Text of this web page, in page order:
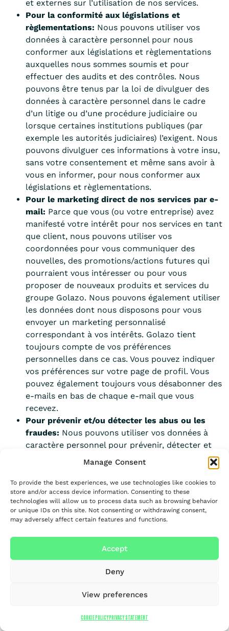
Manage Consent
To provide the best experiences, we use technologies like cookies to
store and/or access device information. Consenting to these
technologies will allow us to process data such as browsing behavior
or unique IDs on this site. Not consenting or withdrawing consent,
may adversely affect certain features and functions.
Accept
Deny
View preferences
COOKIE POLICYPRIVACY STATEMENT
et externes sur l’utilisation de nos services.
Pour la conformité aux législations et
règlementations: Nous pouvons utiliser vos
données à caractère personnel pour nous
conformer aux législations et règlementations
auxquelles nous sommes soumis et pour
effectuer des audits et des contrôles. Nous
pouvons être tenus par la loi de divulguer des
données à caractère personnel dans le cadre
d’un litige ou d’une procédure judiciaire ou
lorsque certaines institutions publiques (par
exemple les autorités judiciaires) l’exigent. Nous
pouvons divulguer ces informations à votre insu,
sans votre consentement et même sans avoir à
vous en informer, pour nous conformer aux
législations et règlementations.
Pour le marketing direct de nos services par e-
mail: Parce que vous (ou votre entreprise) avez
manifesté votre intérêt pour nos services en tant
que client, nous pouvons utiliser vos
coordonnées pour vous communiquer des
nouvelles, des promotions/actions futures qui
pourraient vous intéresser ou pour vous
proposer de nouveaux produits et services du
groupe Golazo. Nous pouvons également utiliser
les données dont nous disposons pour vous
envoyer un marketing personnalisé
correspondant à vos intérêts. Golazo tient
toujours compte de vos préférences
personnelles dans ce cas. Vous pouvez indiquer
vos préférences sur votre page de profil. Vous
pouvez également toujours vous désabonner des
e-mails en bas de chaque e-mail que vous
recevez.
Pour prévenir et/ou détecter les abus ou les
fraudes: Nous pouvons utiliser vos données à
caractère personnel pour prévenir, détecter et
suspectées d’être illégales.
5. PENDANT COMBIEN DE TEMPS TRAITONS-NOUS VOS
DONNÉES À CARACTÈRE PERSONNEL?
personnel plus longtemps que nécessaire aux fins
décrites ci-dessus. Si nous n’avons plus besoin
n’est pas nécessaire de les conserver pour respecter
supprimons les données à caractère personnel de nos
systèmes ou les rendons anonymes.